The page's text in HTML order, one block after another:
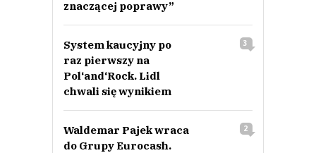
znaczącej poprawy”
System kaucyjny po
raz pierwszy na
Pol‘and‘Rock. Lidl
chwali się wynikiem
3
Waldemar Pajek wraca
do Grupy Eurocash.
2